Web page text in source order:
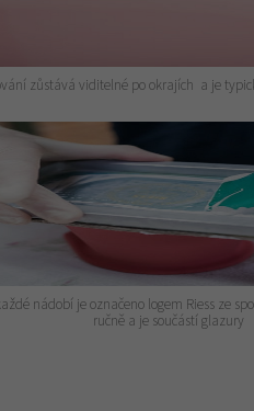
zůstává viditelné po okrajích a je
nádobí je označeno logem Riess ze
ručně a je součástí glazury